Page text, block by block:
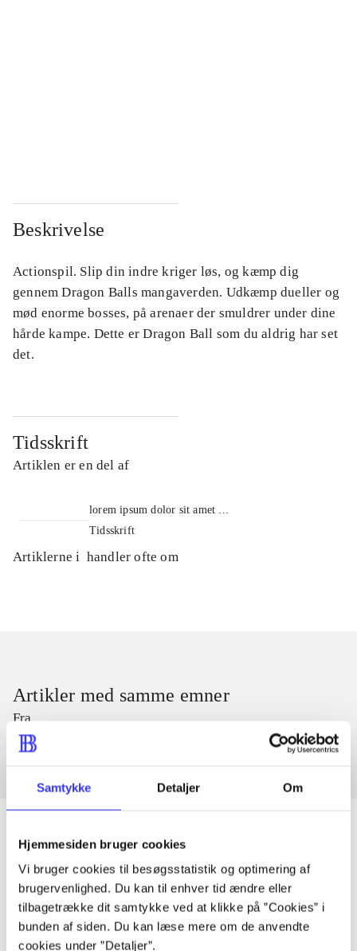
Samtykke Detaljer Om
Hjemmesiden bruger cookies
Vi bruger cookies til besøgsstatistik og optimering af
brugervenlighed. Du kan til enhver tid ændre eller
tilbagetrække dit samtykke ved at klikke på ”Cookies” i
bunden af siden. Du kan læse mere om de anvendte
cookies under ”Detaljer”.
Beskrivelse
Actionspil. Slip din indre kriger løs, og kæmp dig
gennem Dragon Balls mangaverden. Udkæmp dueller og
mød enorme bosses, på arenaer der smuldrer under dine
hårde kampe. Dette er Dragon Ball som du aldrig har set
det.
Tidsskrift
Artiklen er en del af
lorem ipsum dolor sit amet ...
Tidsskrift
Artiklerne i handler ofte om
Artikler med samme emner
Fra
Artikler
Alle registrerede artikler fordelt på udgivelser
...